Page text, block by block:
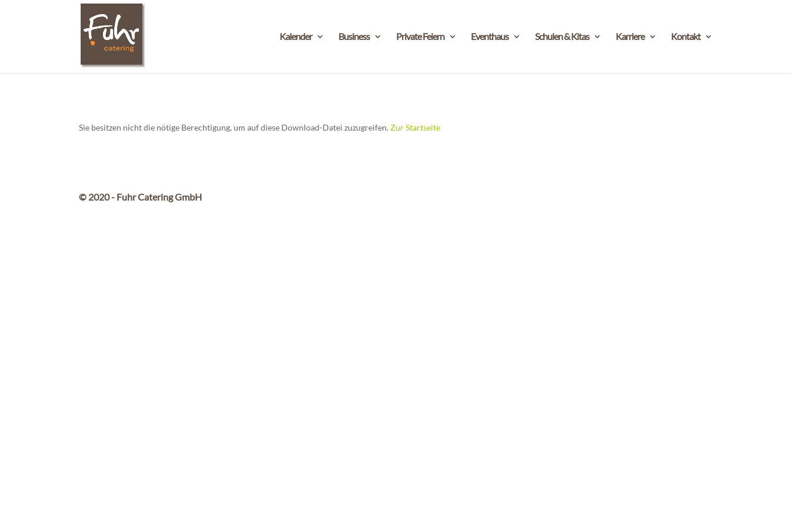
Kalender Business Private Feiern Eventhaus Schulen & Kitas Karriere Kontakt
Sie besitzen nicht die nötige Berechtigung, um auf diese Download-Datei zuzugreifen.Zur Startseite
© 2020 - Fuhr Catering GmbH